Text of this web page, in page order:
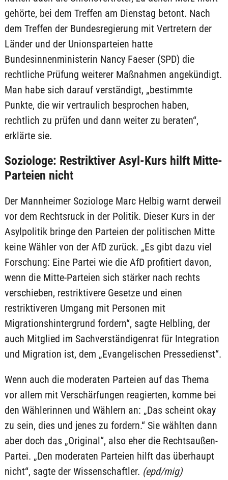
gehörte, bei dem Treffen am Dienstag betont. Nach
dem Treffen der Bundesregierung mit Vertretern der
Länder und der Unionsparteien hatte
Bundesinnenministerin Nancy Faeser (SPD) die
rechtliche Prüfung weiterer Maßnahmen angekündigt.
Man habe sich darauf verständigt, „bestimmte
Punkte, die wir vertraulich besprochen haben,
rechtlich zu prüfen und dann weiter zu beraten“,
erklärte sie.
Soziologe: Restriktiver Asyl-Kurs hilft Mitte-
Parteien nicht
Der Mannheimer Soziologe Marc Helbig warnt derweil
vor dem Rechtsruck in der Politik. Dieser Kurs in der
Asylpolitik bringe den Parteien der politischen Mitte
keine Wähler von der AfD zurück. „Es gibt dazu viel
Forschung: Eine Partei wie die AfD profitiert davon,
wenn die Mitte-Parteien sich stärker nach rechts
verschieben, restriktivere Gesetze und einen
restriktiveren Umgang mit Personen mit
Migrationshintergrund fordern“, sagte Helbling, der
auch Mitglied im Sachverständigenrat für Integration
und Migration ist, dem „Evangelischen Pressedienst“.
Wenn auch die moderaten Parteien auf das Thema
vor allem mit Verschärfungen reagierten, komme bei
den Wählerinnen und Wählern an: „Das scheint okay
zu sein, dies und jenes zu fordern.“ Sie wählten dann
aber doch das „Original“, also eher die Rechtsaußen-
Partei. „Den moderaten Parteien hilft das überhaupt
nicht“, sagte der Wissenschaftler. (epd/mig)